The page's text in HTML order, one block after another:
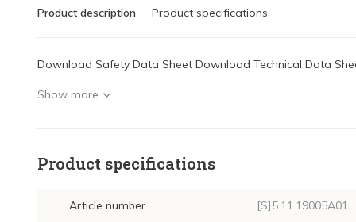
Product description Product specifications
Download Safety Data Sheet Download Technical Data
Show more
Product specifications
Article number [S]5.11.19005A01